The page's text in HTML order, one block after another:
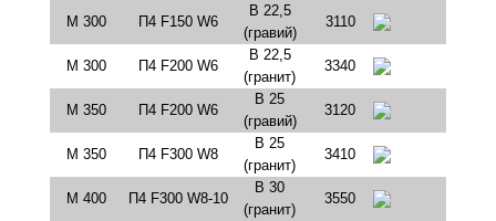
М 300 П4 F150 W6
В 22,5
(гравий)
3110
М 300 П4 F200 W6
В 22,5
(гранит)
3340
М 350 П4 F200 W6
В 25
(гравий)
3120
М 350 П4 F300 W8
В 25
(гранит)
3410
М 400 П4 F300 W8-10
В 30
(гранит)
3550